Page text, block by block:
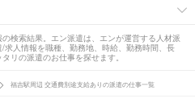
検索結果。エン派遣は、エンが運営する人材派
人情報を職種、勤務地、時給、勤務時間、長
リの派遣のお仕事を探せます。
福吉駅周辺 交通費別途支給ありの派遣の仕事一覧